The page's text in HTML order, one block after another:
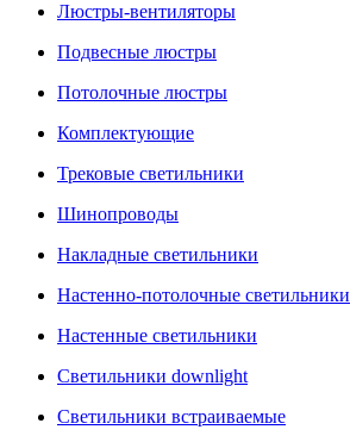
Люстры-вентиляторы
Подвесные люстры
Потолочные люстры
Комплектующие
Трековые светильники
Шинопроводы
Накладные светильники
Настенно-потолочные светильники
Настенные светильники
Светильники downlight
Светильники встраиваемые